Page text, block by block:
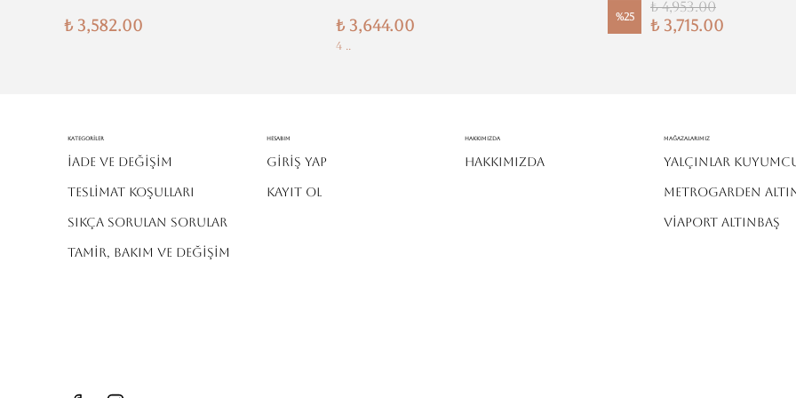
₺ 3,582.00 ₺ 3,644.00
4 ..
%25
₺ 4,953.00
₺ 3,715.00
Kategoriler
İADE VE DEĞİŞİM
TESLİMAT KOŞULLARI
SIKÇA SORULAN SORULAR
TAMİR, BAKIM VE DEĞİŞİM
Hesabım
Giriş Yap
Kayıt Ol
Hakkımızda
HAKKIMIZDA
MAĞAZALARIMIZ
YALÇINLAR
METROGARDEN
VİAPORT ALTINBAŞ